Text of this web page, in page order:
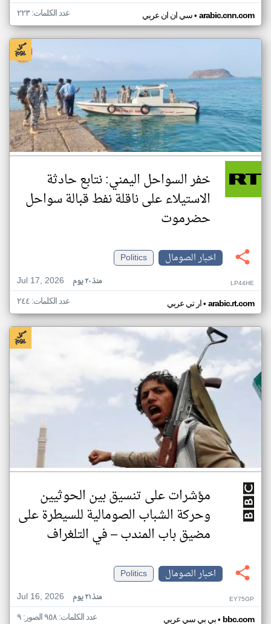
سي ان ان عربي• arabic.cnn.com عدد الكلمات: ٢٢٣
خفر السواحل اليمني: نتابع حادثة
الاستيلاء على ناقلة نفط قبالة سواحل
حضرموت
اخبار الصومال
Politics
Jul 17, 2026
منذ ٢٠ يوم LP44HE
ار تي عربي• arabic.rt.com عدد الكلمات: ٢٤٤
مؤشرات على تنسيق بين الحوثيين
وحركة الشباب الصومالية للسيطرة على
مضيق باب المندب – في التلغراف
اخبار الصومال
Politics
Jul 16, 2026
منذ ٢١ يوم EY75GP
بي بي سي عربي• bbc.com عدد الكلمات: ٩٥٨ الصور: ٩